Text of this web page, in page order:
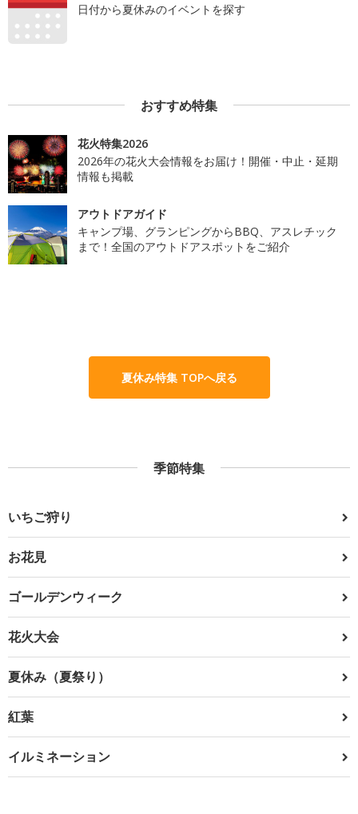
日付から夏休みのイベントを探す
おすすめ特集
花火特集2026
2026年の花火大会情報をお届け！開催・中止・延期
情報も掲載
アウトドアガイド
キャンプ場、グランピングからBBQ、アスレチック
まで！全国のアウトドアスポットをご紹介
夏休み特集 TOPへ戻る
季節特集
いちご狩り
お花見
ゴールデンウィーク
花火大会
夏休み（夏祭り）
紅葉
イルミネーション